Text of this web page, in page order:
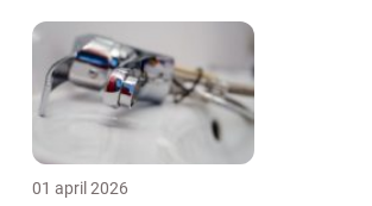
01 april 2026